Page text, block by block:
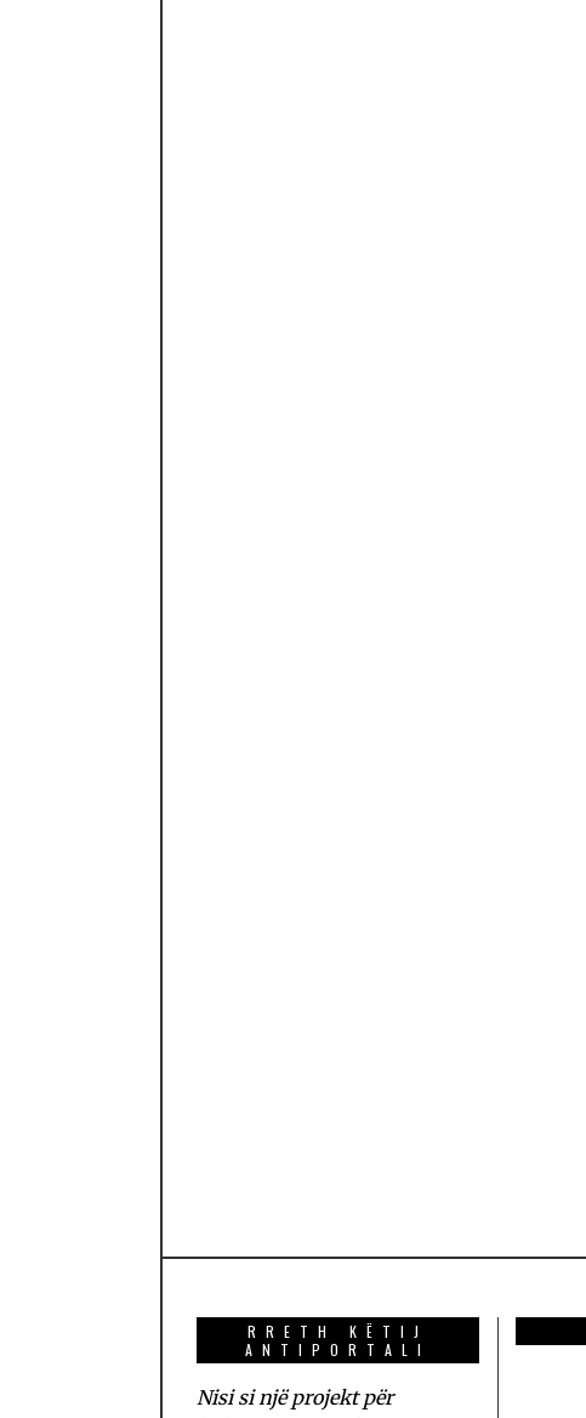
RRETH KËTIJ
ANTIPORTALI
Nisi si një projekt për